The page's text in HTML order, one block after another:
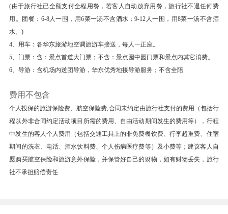
地之一。寺内天王殿、大雄宝殿、三世尊佛等藏经
钟、古书等，明万历年间血书《妙法莲花经》和何
朝宗名作白瓷观音等最为名贵。
【厦门大学】 (厦门大学 )外观闽南最高学府—
嘉庚先生于1921年创办的，是中国近代教育史上
第一所华侨创办的大学。其的旧建筑多为陈嘉庚先
生的女婿所建，尤其是建南大礼堂和上弦场，相当
宏伟。 厦门大学被称为中国最美的大学之一，推
开宿舍的窗就能看到大海，校园内绿树成荫，无论
漫步还是在树下看书感觉都很惬意。必去的地方有
(由于旅行社已全额支付全程用餐，若客人自动放弃用餐，旅行社不退任何费
用。团餐：6-8人一围，用6菜一汤不含酒水；9-12人一围，用8菜一汤不含酒
水。)
4、用车：各华东旅游地空调旅游车接送，每人一正座。
5、门票：含：景点首道大门票；不含：景点园中园门票和景点内其它消费。
6、导游：含机场内送团导游，华东优秀地接导游服务；不含全陪
费用不包含
个人投保的旅游保险费、航空保险费,合同未约定由旅行社支付的费用（包括行
程以外非合同约定活动项目所需的费用、自由活动期间发生的费用等），行程
中发生的客人个人费用（包括交通工具上的非免费餐饮费、行李超重费、住宿
期间的洗衣、电话、酒水饮料费、个人伤病医疗费等）及小费等；建议客人自
愿购买航空保险和旅游意外保险，并保管好自己的财物，如有财物丢失，旅行
社不承担赔偿责任